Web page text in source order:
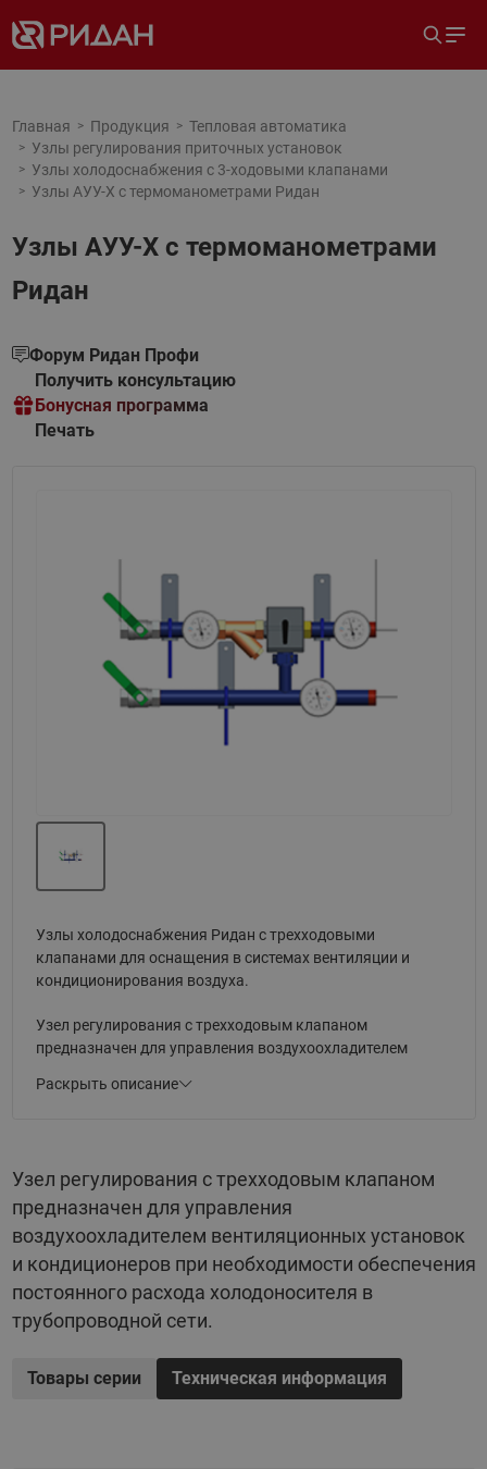
Главная Продукция
Тепловая автоматика
Узлы регулирования приточных установок
Узлы холодоснабжения с 3-ходовыми клапанами
Узлы АУУ-Х с термоманометрами Ридан
Узлы АУУ-Х с термоманометрами
Ридан
Форум Ридан Профи
Получить консультацию
Бонусная программа
Печать
Назад
Узлы холодоснабжения Ридан с трехходовыми
клапанами для оснащения в системах вентиляции и
кондиционирования воздуха.
Узел регулирования с трехходовым клапаном
предназначен для управления воздухоохладителем
необходимости обеспечения постоянного расхода
заводской готовности обеспечивает сокращение сроков
и повышение качества проектных и монтажных работ, а
также способствует надежности систем в процессе их
эксплуатации.
Раскрыть описание
Узел регулирования с трехходовым клапаном
предназначен для управления
воздухоохладителем вентиляционных установок
и кондиционеров при необходимости обеспечения
постоянного расхода холодоносителя в
трубопроводной сети.
Товары серии Техническая информация